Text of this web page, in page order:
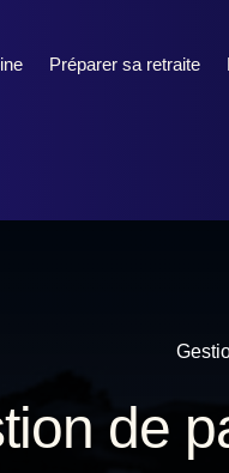
Préparer sa retraite
de